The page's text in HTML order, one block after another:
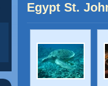
Egypt St.